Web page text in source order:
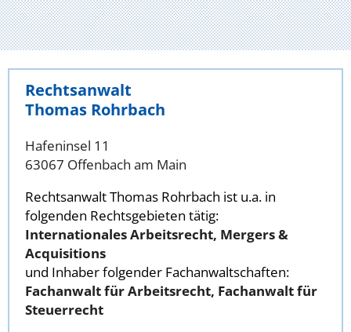
Rechtsanwalt
Thomas Rohrbach
Hafeninsel 11
63067 Offenbach am Main
Rechtsanwalt Thomas Rohrbach ist u.a. in
folgenden Rechtsgebieten tätig:
Internationales Arbeitsrecht, Mergers &
Acquisitions
und Inhaber folgender Fachanwaltschaften:
Fachanwalt für Arbeitsrecht, Fachanwalt für
Steuerrecht